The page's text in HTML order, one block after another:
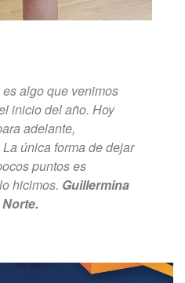
algo que venimos
inicio del año. Hoy
adelante,
única forma de dejar
puntos es
hicimos. Guillermina